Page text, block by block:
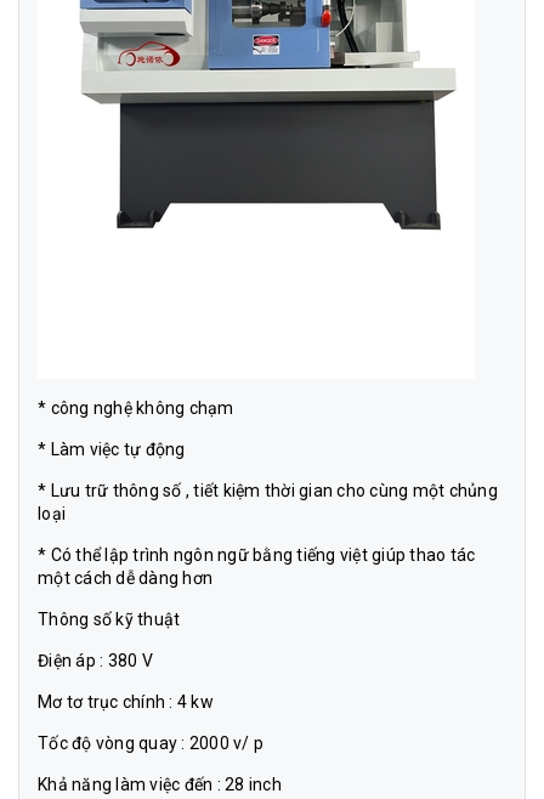
* công nghệ không chạm
* Làm việc tự động
* Lưu trữ thông số , tiết kiệm thời gian cho cùng một chủng
loại
* Có thể lập trình ngôn ngữ bằng tiếng việt giúp thao tác
một cách dễ dàng hơn
Thông số kỹ thuật
Điện áp : 380 V
Mơ tơ trục chính : 4 kw
Tốc độ vòng quay : 2000 v/ p
Khả năng làm việc đến : 28 inch